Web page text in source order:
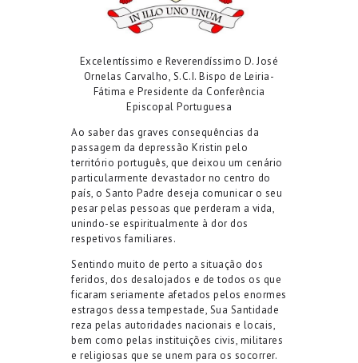
Excelentíssimo e Reverendíssimo D. José
Ornelas Carvalho, S.C.I. Bispo de Leiria-
Fátima e Presidente da Conferência
Episcopal Portuguesa
Ao saber das graves consequências da
passagem da depressão Kristin pelo
território português, que deixou um cenário
particularmente devastador no centro do
país, o Santo Padre deseja comunicar o seu
pesar pelas pessoas que perderam a vida,
unindo-se espiritualmente à dor dos
respetivos familiares.
Sentindo muito de perto a situação dos
feridos, dos desalojados e de todos os que
ficaram seriamente afetados pelos enormes
estragos dessa tempestade, Sua Santidade
reza pelas autoridades nacionais e locais,
bem como pelas instituições civis, militares
e religiosas que se unem para os socorrer.